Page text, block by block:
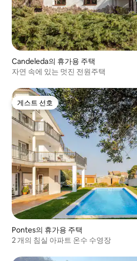
Candeleda의 휴가용 주택
자연 속에 있는 멋진 전원주택
게스트 선호
게스트 선호
Pontes의 휴가용 주택
2 개의 침실 아파트 온수 수영장